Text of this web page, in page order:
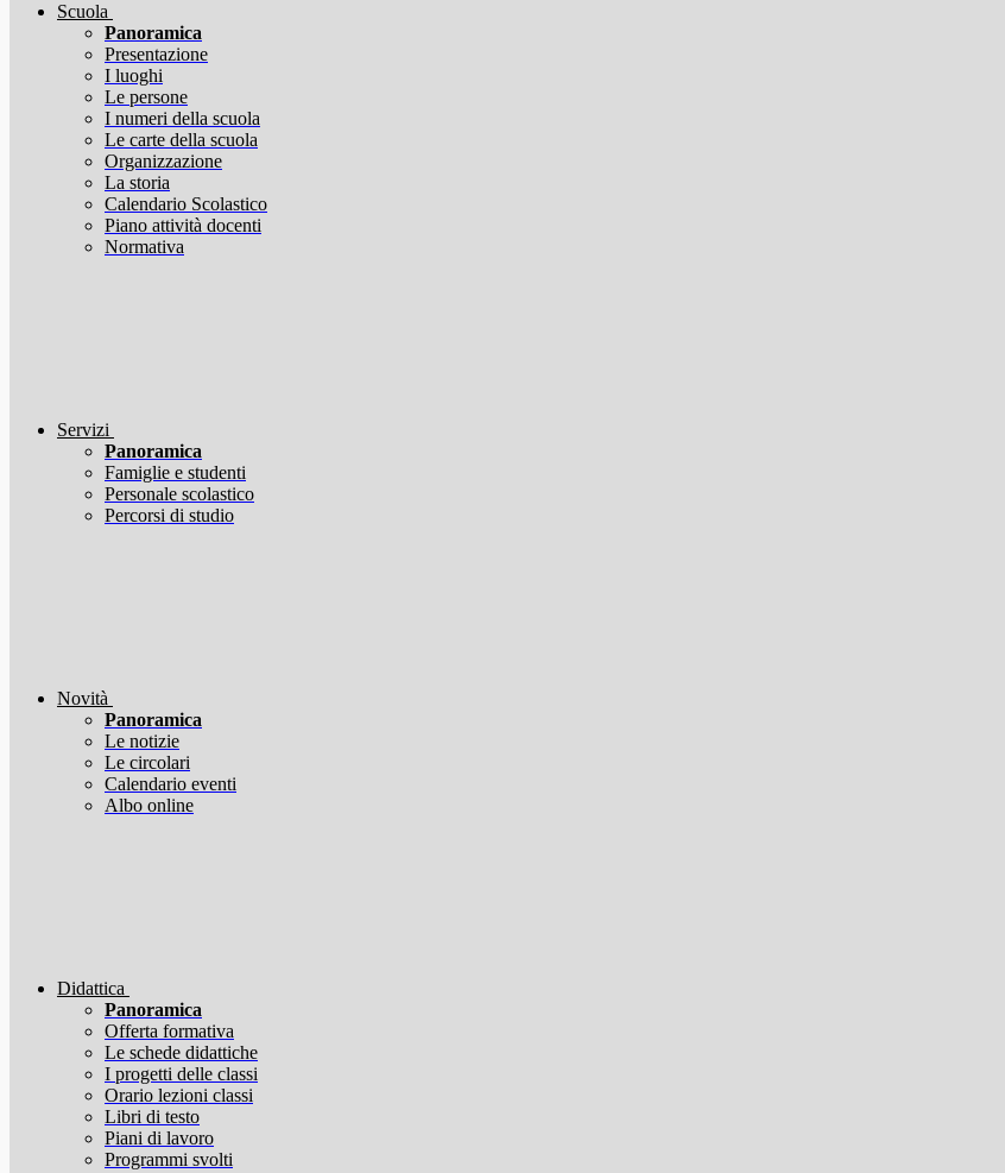
Scuola
Panoramica
Presentazione
I luoghi
Le persone
I numeri della scuola
Le carte della scuola
Organizzazione
La storia
Calendario Scolastico
Piano attività docenti
Normativa
Servizi
Panoramica
Famiglie e studenti
Personale scolastico
Percorsi di studio
Novità
Panoramica
Le notizie
Le circolari
Calendario eventi
Albo online
Didattica
Panoramica
Offerta formativa
Le schede didattiche
I progetti delle classi
Orario lezioni classi
Libri di testo
Piani di lavoro
Programmi svolti